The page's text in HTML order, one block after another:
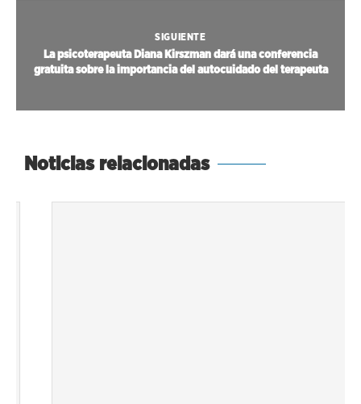
SIGUIENTE
La psicoterapeuta Diana Kirszman dará una conferencia
gratuita sobre la importancia del autocuidado del terapeuta
Noticias relacionadas